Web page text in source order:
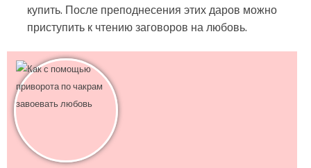
купить. После преподнесения этих даров можно
приступить к чтению заговоров на любовь.